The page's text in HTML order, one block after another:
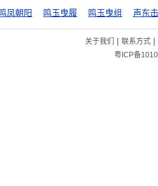
鸣凤朝阳 鸣玉曳履 鸣玉曳组 声东
关于我们 | 联系方式|
粤ICP备